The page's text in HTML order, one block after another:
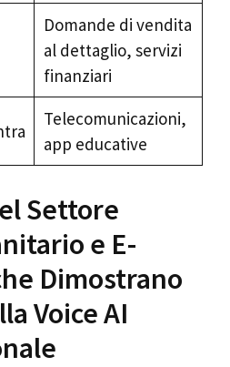
Domande di vendita
al dettaglio, servizi
finanziari
Telecomunicazioni,
app educative
Settore
e E-
Dimostrano
Voice AI